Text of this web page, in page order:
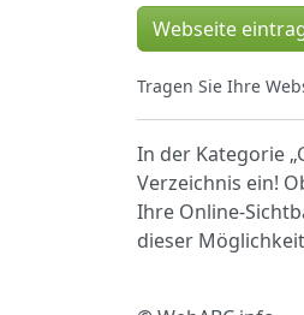
Webseite
Tragen Sie Ihre
In der Kategorie
Verzeichnis ein!
Ihre Online-
dieser